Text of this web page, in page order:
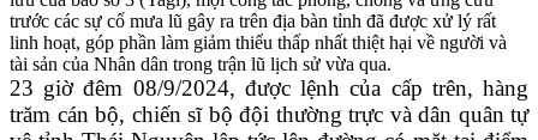
trước các sự cố mưa lũ gây ra trên địa bàn tỉnh đã được xử lý rất
linh hoạt, góp phần làm giảm thiểu thấp nhất thiệt hại về người và
tài sản của Nhân dân trong trận lũ lịch sử vừa qua.
23 giờ đêm 08/9/2024, được lệnh của cấp trên, hàng
trăm cán bộ, chiến sĩ bộ đội thường trực và dân quân tự